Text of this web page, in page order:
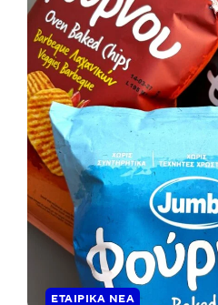
ΕΤΑΙΡΙΚΆ ΝΈΑ